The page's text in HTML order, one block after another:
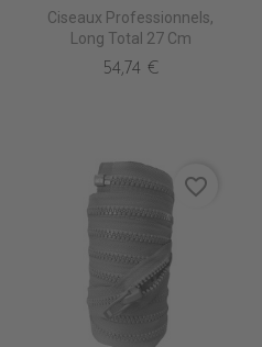
Ciseaux Professionnels,
Long Total 27 Cm
54,74 €
favorite_border